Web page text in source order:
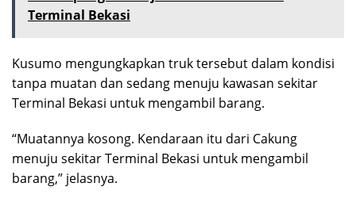
Terminal Bekasi
Kusumo mengungkapkan truk tersebut dalam kondisi
tanpa muatan dan sedang menuju kawasan sekitar
Terminal Bekasi untuk mengambil barang.
“Muatannya kosong. Kendaraan itu dari Cakung
menuju sekitar Terminal Bekasi untuk mengambil
barang,” jelasnya.